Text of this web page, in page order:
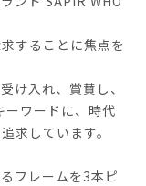
することに焦点を
け入れ、賞賛し、
ーワードに、時代
求しています。
フレームを3本ピ